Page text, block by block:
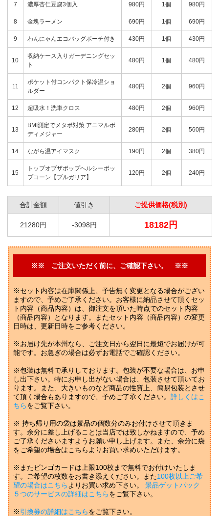
7 濃厚杏仁豆腐3個入 980円 1個 980円
8 金塊ラーメン 690円 1個 690円
9 わんにゃんエコバッグポーチ付き 430円 1個 430円
10
収納ケース入りガーデニングセッ
ト
480円 1個 480円
11
ポケット付コンパクト保冷温ショ
ルダー
480円 2個 960円
12 超吸水！洗車クロス 480円 2個 960円
13
BMI測定でメタボ対策 アニマルボ
ディメジャー
280円 2個 560円
14 ながら温アイマスク 190円 2個 380円
15
トップオブザポップヘルシーポッ
プコーン【ブルガリア】
120円 2個 240円
合計金額 値引き ご提供価格(税別)
21280円 -3098円 18182円
※※ ご注文いただく前に、ご確認下さい。 ※※
※セット内容は在庫関係上、予告無く変更となる場合がござい
ますので、予めご了承ください。お客様に納品させて頂くセッ
ト内容（商品内容）は、御注文を頂いた時点でのセット内容
（商品内容）となります。またセット内容（商品内容）の変更
日時は、更新日時をご参考ください。
※お届け先が本州なら、ご注文日から翌日に最短でお届けが可
能です。お急ぎの場合は必ずお電話でご確認ください。
※包装は無料で承りしております。包装が不要な場合は、お申
し出下さい。特にお申し出がない場合は、包装させて頂いてお
ります。また、大きいものなど商品の性質上、簡易包装とさせ
て頂く場合もありますので、予めご了承ください。詳しくはこ
ちらをご覧下さい。
※ 持ち帰り用の袋は景品の個数分のみお付けさせて頂きま
す。余分に差し上げることは当店では致しかねますので、予め
ご了承くださいますようお願い申し上げます。また、余分に袋
をご希望の場合はこちらよりお買い求めいただけます。
※またビンゴカードは上限100枚まで無料でお付けいたしま
す。ご希望の枚数をお書き添えください。また100枚以上ご希
望の場合はこちら よりお買い求め下さい。景品ゲットパック
５つのサービスの詳細はこちらをご覧下さい。
※引換券の詳細はこちらをご覧下さい。